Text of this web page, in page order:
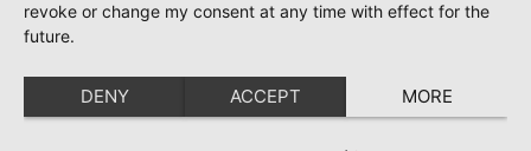
revoke or change my consent at any time with effect for the
future.
DENY ACCEPT MORE